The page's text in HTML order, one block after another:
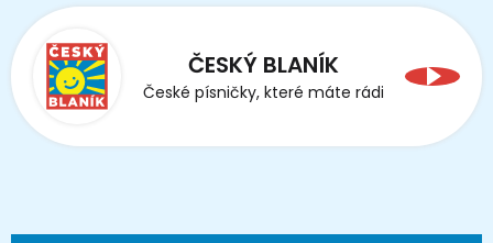
ČESKÝ BLANÍK
České písničky, které máte rádi